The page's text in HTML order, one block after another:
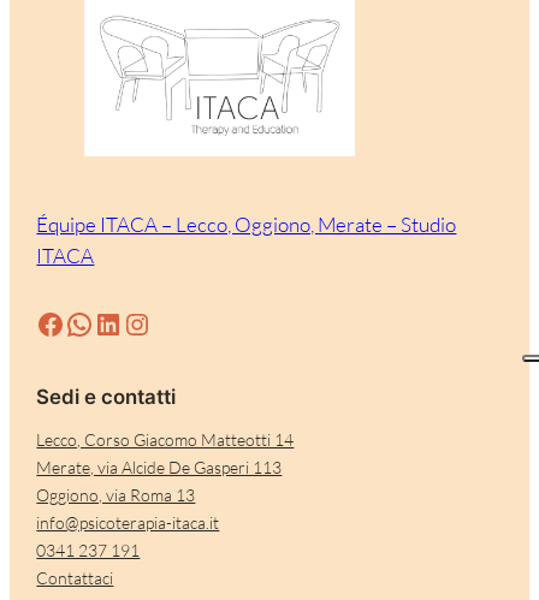
Équipe ITACA – Lecco, Oggiono, Merate – Studio
ITACA
Facebook WhatsApp LinkedIn Instagram
Sedi e contatti
Lecco, Corso Giacomo Matteotti 14
Merate, via Alcide De Gasperi 113
Oggiono, via Roma 13
info@psicoterapia-itaca.it
0341 237 191
Contattaci